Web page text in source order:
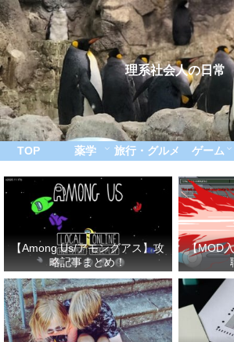
理系社会人の日常
TOP 薬学 旅行・グルメ ゲーム
【Among Us/アモングアス】攻
略記事まとめ！
【MOD